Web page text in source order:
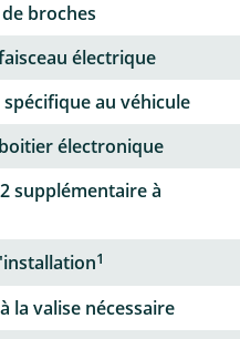
broches
électrique
spécifique au véhicule
électronique
supplémentaire à
1
la valise nécessaire